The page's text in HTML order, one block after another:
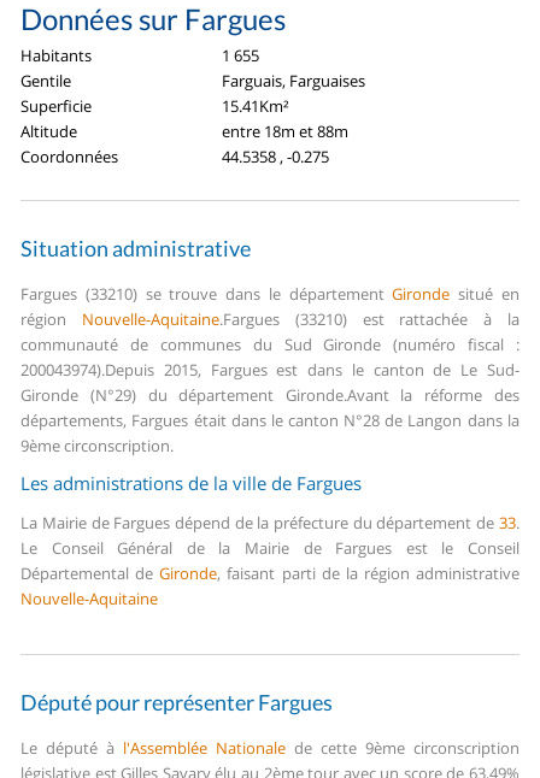
Données sur Fargues
Habitants
1 655
Gentile
Farguais, Farguaises
Superficie
15.41Km²
Altitude
entre 18m et 88m
Coordonnées
44.5358 , -0.275
Situation administrative
Fargues (33210) se trouve dans le départementGironde situé en
région Nouvelle-Aquitaine.Fargues (33210) est rattachée à la
communauté de communes du Sud Gironde (numéro fiscal :
200043974).Depuis 2015, Fargues est dans le canton de Le Sud-
Gironde (N°29) du département Gironde.Avant la réforme des
départements, Fargues était dans le canton N°28 de Langon dans la
9ème circonscription.
Les administrations de la ville de Fargues
La Mairie de Fargues dépend de la préfecture du département de 33.
Le Conseil Général de la Mairie de Fargues est le Conseil
Départemental deGironde, faisant parti de la région administrative
Nouvelle-Aquitaine
Député pour représenter Fargues
Le député à l'Assemblée Nationale de cette 9ème circonscription